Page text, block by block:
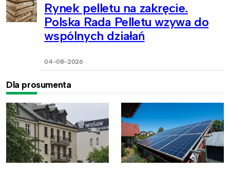
Rynek pelletu na zakręcie.
Polska Rada Pelletu wzywa do
wspólnych działań
04-08-2026
Dla prosumenta